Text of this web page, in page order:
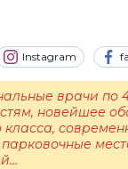
Instagram
врачи по
новейшее
класса,
парковочные